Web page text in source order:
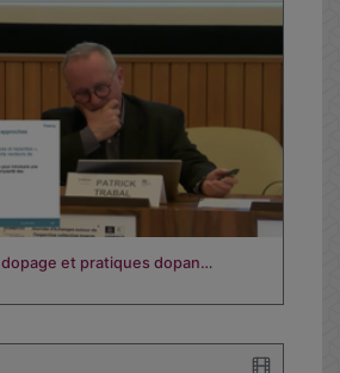
dopage et pratiques dopan…